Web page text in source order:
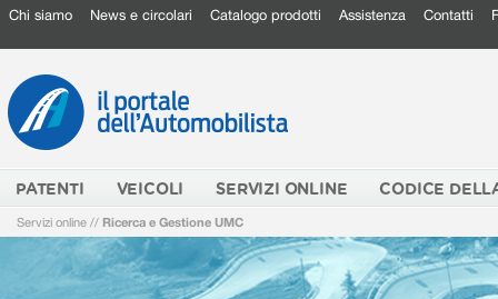
Chi siamo News e circolari Catalogo prodotti Assistenza Contatti
PATENTI VEICOLI SERVIZI ONLINE CODICE
Servizi online // Ricerca e Gestione UMC